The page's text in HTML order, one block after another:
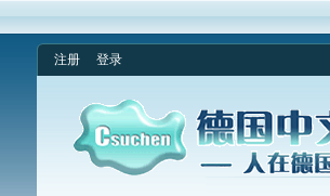
注册 登录